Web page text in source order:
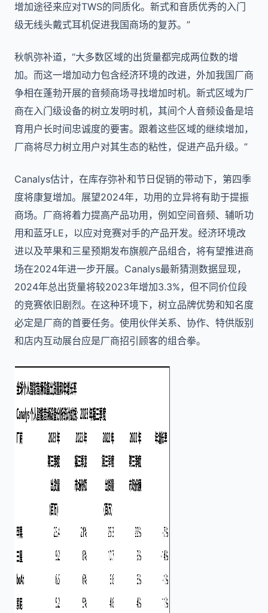
增加途径来应对TWS的同质化。新式和音质优秀的入门
级无线头戴式耳机促进我国商场的复苏。”
秋帆弥补道，“大多数区域的出货量都完成两位数的增
加。而这一增加动力包含经济环境的改进，外加我国厂商
争相在蓬勃开展的音频商场寻找增加时机。新式区域为厂
商在入门级设备的树立发明时机，其间个人音频设备是培
育用户长时间忠诚度的要害。跟着这些区域的继续增加，
厂商将尽力树立用户对其生态的粘性，促进产品升级。”
Canalys估计，在库存弥补和节日促销的带动下，第四季
度将康复增加。展望2024年，功用的立异将有助于提振
商场。厂商将着力提高产品功用，例如空间音频、辅听功
用和蓝牙LE，以应对竞赛对手的产品开发。经济环境改
进以及苹果和三星预期发布旗舰产品组合，将有望推进商
场在2024年进一步开展。Canalys最新猜测数据显现，
2024年总出货量将较2023年增加3.3%，但不同价位段
的竞赛依旧剧烈。在这种环境下，树立品牌优势和知名度
必定是厂商的首要任务。使用伙伴关系、协作、特供版别
和店内互动展台应是厂商招引顾客的组合拳。